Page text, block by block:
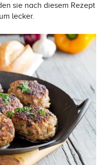
sie nach diesem Rezept
lecker.